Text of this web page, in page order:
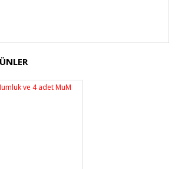
resim, ürün açıklamalarında ve
gördüğünüz noktaları öneri
tarafımıza iletebilirsiniz.
için teşekkür ederiz.